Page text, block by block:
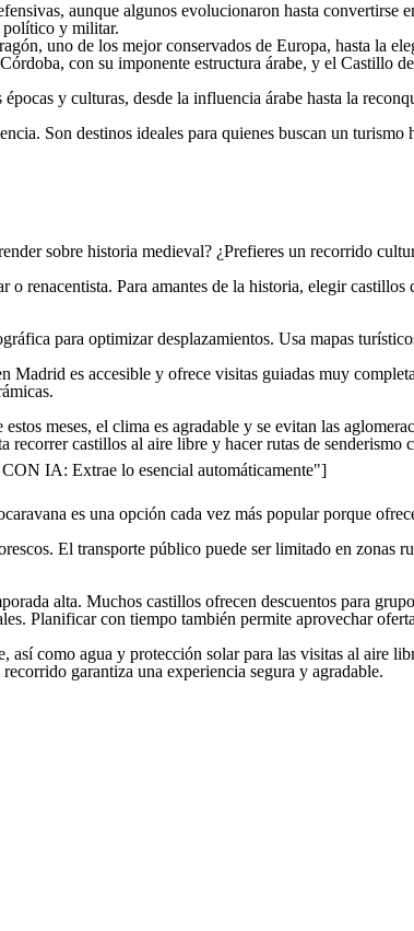
aunque algunos evolucionaron hasta convertirse
político y militar.
uno de los mejor conservados de Europa, hasta la
con su imponente estructura árabe, y el Castillo
y culturas, desde la influencia árabe hasta la
Son destinos ideales para quienes buscan un
sobre historia medieval? ¿Prefieres un recorrido
renacentista. Para amantes de la historia, elegir castillos
para optimizar desplazamientos. Usa mapas
es accesible y ofrece visitas guiadas muy
meses, el clima es agradable y se evitan las
castillos al aire libre y hacer rutas de senderismo
IA: Extrae lo esencial automáticamente"]
es una opción cada vez más popular porque
El transporte público puede ser limitado en zonas
alta. Muchos castillos ofrecen descuentos para
Planificar con tiempo también permite aprovechar
como agua y protección solar para las visitas al aire
garantiza una experiencia segura y agradable.